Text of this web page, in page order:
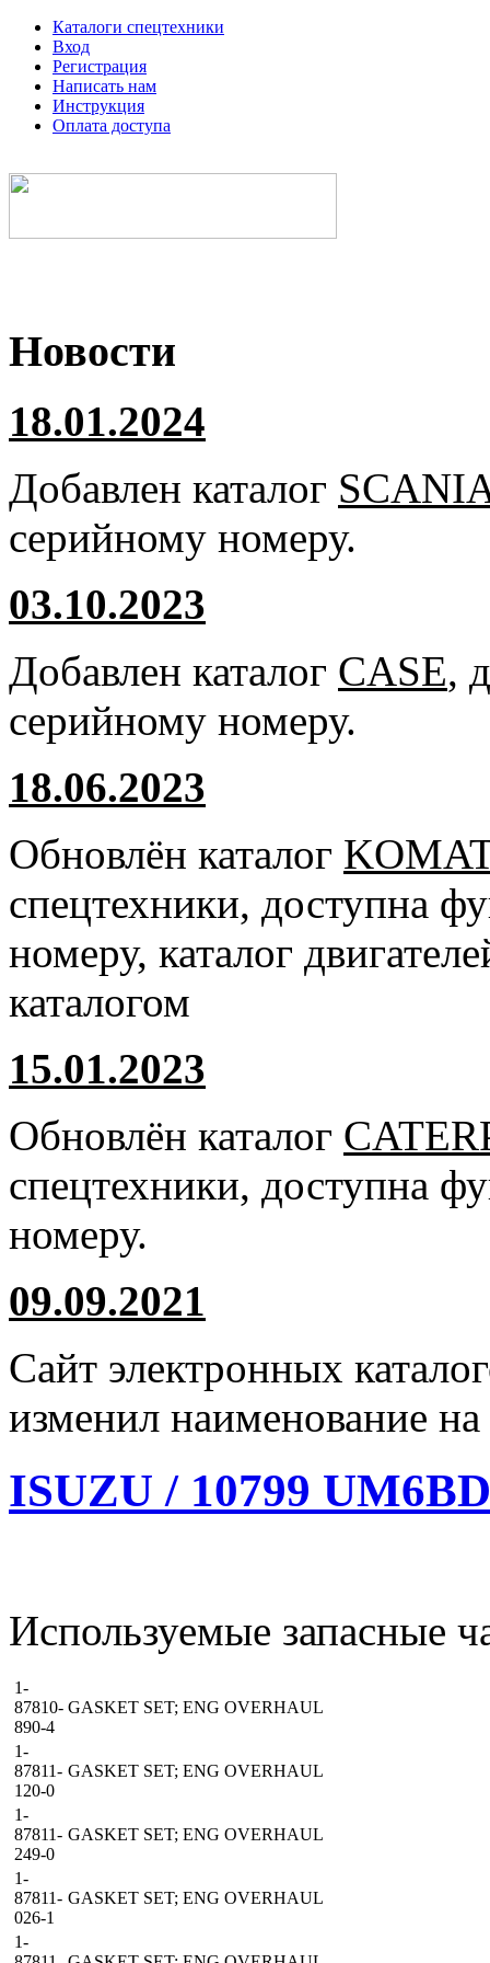
Каталоги спецтехники
Вход
Регистрация
Написать нам
Инструкция
Оплата доступа
Новости
18.01.2024
Добавлен каталог
серийному номеру.
03.10.2023
Добавлен каталог CASE,
серийному номеру.
18.06.2023
Обновлён каталог
спецтехники, доступна
номеру, каталог
каталогом
15.01.2023
Обновлён каталог
спецтехники, доступна
номеру.
09.09.2021
Сайт электронных
изменил наименование на
ISUZU / 10799
Используемые запасные
1-
87810-
890-4
GASKET SET; ENG OVERHAUL
1-
87811-
120-0
GASKET SET; ENG OVERHAUL
1-
87811-
249-0
GASKET SET; ENG OVERHAUL
1-
87811-
026-1
GASKET SET; ENG OVERHAUL
1-